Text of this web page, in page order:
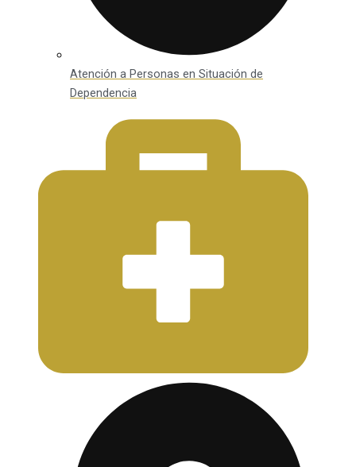
Atención a Personas en Situación de
Dependencia